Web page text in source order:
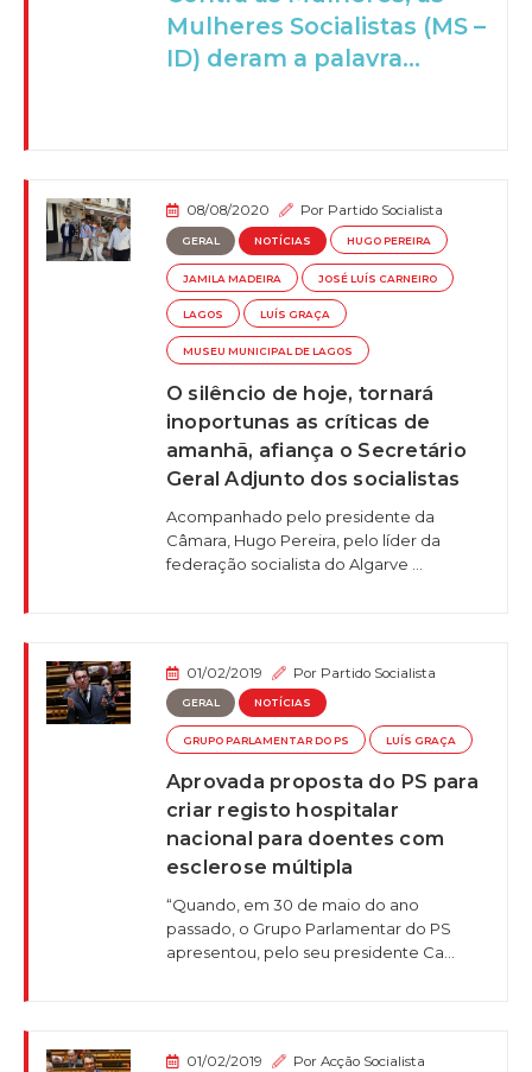
Mulheres Socialistas (MS –
ID) deram a palavra...
08/08/2020 Por Partido Socialista
GERAL NOTÍCIAS HUGO PEREIRA
JAMILA MADEIRA JOSÉ LUÍS CARNEIRO
LAGOS LUÍS GRAÇA
MUSEU MUNICIPAL DE LAGOS
O silêncio de hoje, tornará
inoportunas as críticas de
amanhã, afiança o Secretário
Geral Adjunto dos socialistas
Acompanhado pelo presidente da
Câmara, Hugo Pereira, pelo líder da
federação socialista do Algarve ...
01/02/2019 Por Partido Socialista
GERAL NOTÍCIAS
GRUPO PARLAMENTAR DO PS LUÍS GRAÇA
Aprovada proposta do PS para
criar registo hospitalar
nacional para doentes com
esclerose múltipla
“Quando, em 30 de maio do ano
passado, o Grupo Parlamentar do PS
apresentou, pelo seu presidente Ca...
01/02/2019 PorAcção Socialista